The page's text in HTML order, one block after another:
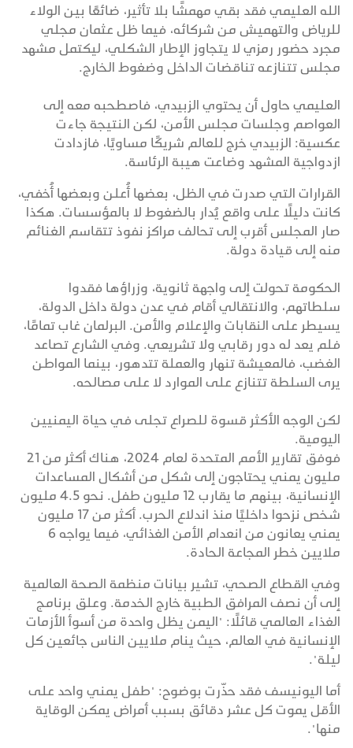
الله العليمي فقد بقي مهمشًا بلا تأثير، ضائعًا بين الولاء
للرياض والتهميش من شركائه، فيما ظل عثمان مجلي
مجرد حضور رمزي لا يتجاوز الإطار الشكلي، ليكتمل مشهد
مجلس تتنازعه تناقضات الداخل وضغوط الخارج.
العليمي حاول أن يحتوي الزبيدي، فاصطحبه معه إلى
العواصم وجلسات مجلس الأمن، لكن النتيجة جاءت
عكسية: الزبيدي خرج للعالم شريكًا مساويًا، فازدادت
ازدواجية المشهد وضاعت هيبة الرئاسة.
القرارات التي صدرت في الظل، بعضها أُعلن وبعضها أُخفي،
كانت دليلًا على واقع يُدار بالضغوط لا بالمؤسسات. هكذا
صار المجلس أقرب إلى تحالف مراكز نفوذ تتقاسم الغنائم
منه إلى قيادة دولة.
الحكومة تحولت إلى واجهة ثانوية، وزراؤها فقدوا
سلطاتهم، والانتقالي أقام في عدن دولة داخل الدولة،
يسيطر على النقابات والإعلام والأمن. البرلمان غاب تمامًا،
فلم يعد له دور رقابي ولا تشريعي. وفي الشارع تصاعد
الغضب، فالمعيشة تنهار والعملة تتدهور، بينما المواطن
يرى السلطة تتنازع على الموارد لا على مصالحه.
لكن الوجه الأكثر قسوة للصراع تجلى في حياة اليمنيين
اليومية.
فوفق تقارير الأمم المتحدة لعام 2024، هناك أكثر من 21
مليون يمني يحتاجون إلى شكل من أشكال المساعدات
الإنسانية، بينهم ما يقارب 12 مليون طفل. نحو 4.5 مليون
شخص نزحوا داخليًا منذ اندلاع الحرب. أكثر من 17 مليون
يمني يعانون من انعدام الأمن الغذائي، فيما يواجه 6
ملايين خطر المجاعة الحادة.
وفي القطاع الصحي، تشير بيانات منظمة الصحة العالمية
إلى أن نصف المرافق الطبية خارج الخدمة. وعلق برنامج
الغذاء العالمي قائلًا: "اليمن يظل واحدة من أسوأ الأزمات
الإنسانية في العالم، حيث ينام ملايين الناس جائعين كل
ليلة".
أما اليونيسف فقد حذّرت بوضوح: "طفل يمني واحد على
الأقل يموت كل عشر دقائق بسبب أمراض يمكن الوقاية
منها".